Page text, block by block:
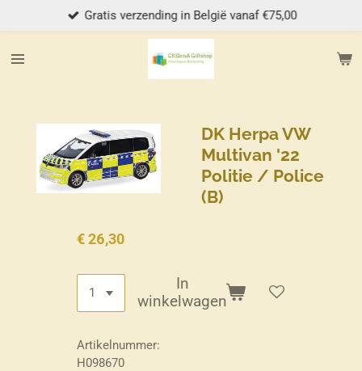
direct
naar
Gratis verzending in België vanaf €75,00
DK Herpa VW
Multivan '22
Politie / Police
(B)
€ 26,30
In
winkelwagen
Artikelnummer:
H098670